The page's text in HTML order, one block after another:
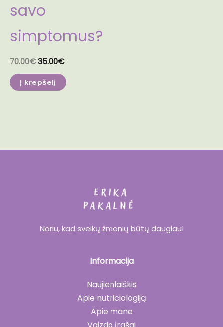
savo
simptomus?
70.00€35.00€
Į krepšelį
Noriu, kad sveikų žmonių būtų daugiau!
Informacija
Naujienlaiškis
Apie nutriciologiją
Apie mane
Vaizdo įrašai